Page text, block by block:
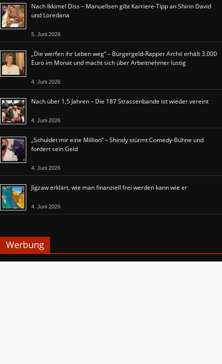
Nach Ikkimel Diss – Manuellsen gibt Karriere-Tipp an Shirin David
und Loredana
5. Juni 2026
„Die werfen ihr Leben weg“ – Bürgergeld-Rapper Archii erhält 3.000
Euro im Monat und macht sich über Arbeitnehmer lustig
4. Juni 2026
Nach über 1,5 Jahren – Die 187 Strassenbande ist wieder vereint
4. Juni 2026
„Schuldet mir eine Million“ – Shindy stürmt Comedy-Bühne und
fordert sein Geld
4. Juni 2026
Jigzaw erklärt, wie man finanziell frei werden kann wie er
4. Juni 2026
Werbung